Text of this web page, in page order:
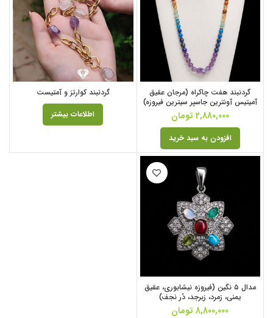
گردنبند هفت چاکراه (مرجان عقیق
آمیتیس آونترین جاسپر سیترین فیروزه)
2,880,000 تومان
افزودن به سبد خرید
گردنبند کوارتز و آمتیست
اطلاعات بیشتر
مدال ۵ نگین (فیروزه نیشابوری، عقیق
یمنی، زمرد، زبرجد، دُر نجف)
8,800,000 تومان